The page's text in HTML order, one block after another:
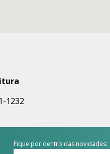
1232
Fique por dentro das novidades: